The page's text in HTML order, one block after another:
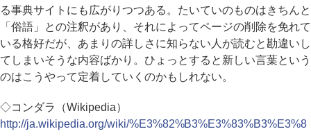
る事典サイトにも広がりつつある。たいていのものはきちんと
「俗語」との注釈があり、それによってページの削除を免れて
いる格好だが、あまりの詳しさに知らない人が読むと勘違いし
てしまいそうな内容ばかり。ひょっとすると新しい言葉という
のはこうやって定着していくのかもしれない。
◇コンダラ（Wikipedia）
http://ja.wikipedia.org/wiki/%E3%82%B3%E3%83%B3%E3%8